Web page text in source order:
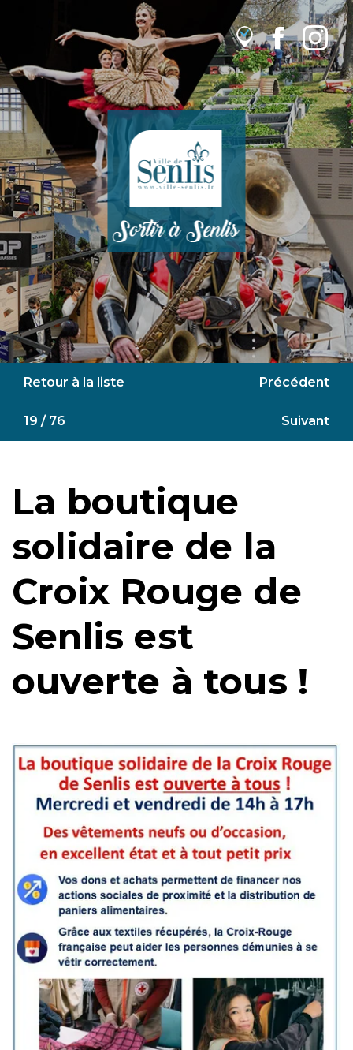
Retour à la liste Précédent
19 / 76 Suivant
La boutique
solidaire de la
Croix Rouge de
Senlis est
ouverte à tous !